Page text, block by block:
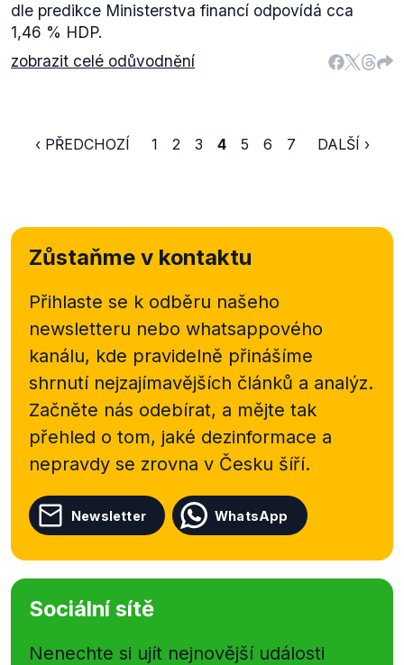
dle predikce Ministerstva financí odpovídá cca
1,46 % HDP.
zobrazit celé odůvodnění
‹ PŘEDCHOZÍ 1 2 3 4 5 6 7 DALŠÍ ›
Zůstaňme v kontaktu
Přihlaste se k odběru našeho
newsletteru nebo whatsappového
kanálu, kde pravidelně přinášíme
shrnutí nejzajímavějších článků a analýz.
Začněte nás odebírat, a mějte tak
přehled o tom, jaké dezinformace a
nepravdy se zrovna v Česku šíří.
Newsletter WhatsApp
Sociální sítě
Nenechte si ujít nejnovější události